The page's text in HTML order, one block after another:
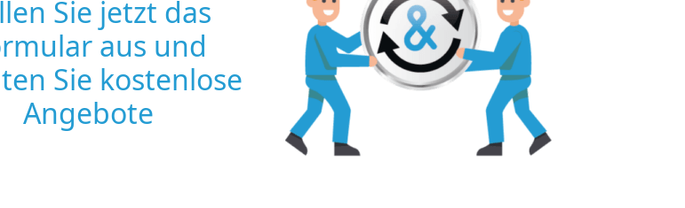
Sie jetzt das
aus und
Sie kostenlose
Angebote